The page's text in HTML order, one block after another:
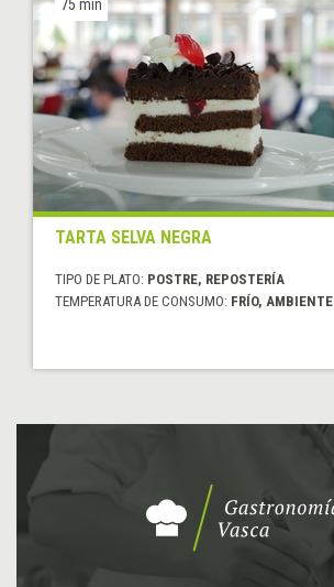
75 min
TARTA SELVA NEGRA
TIPO DE PLATO: POSTRE, REPOSTERÍA
TEMPERATURA DE CONSUMO: FRÍO, AMBIENTE